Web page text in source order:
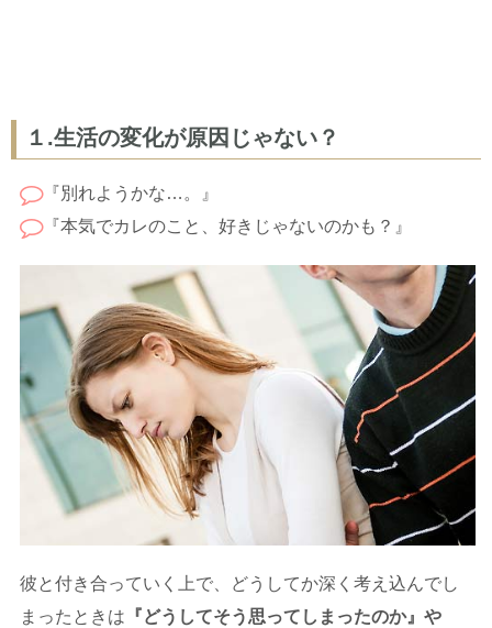
１.生活の変化が原因じゃない？
『別れようかな…。』
『本気でカレのこと、好きじゃないのかも？』
彼と付き合っていく上で、どうしてか深く考え込んでし
まったときは 『どうしてそう思ってしまったのか』や